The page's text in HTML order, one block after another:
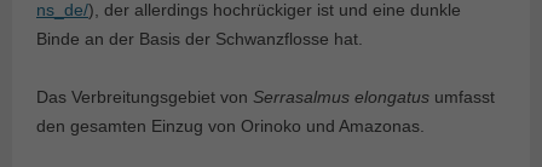
ns_de/), der allerdings hochrückiger ist und eine dunkle
Binde an der Basis der Schwanzflosse hat.
Das Verbreitungsgebiet von Serrasalmus elongatus umfasst
den gesamten Einzug von Orinoko und Amazonas.